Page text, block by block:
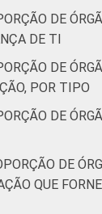
DE
DE TI
DE
POR TIPO
DE
DE
QUE